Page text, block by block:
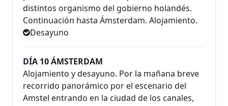
distintos organismo del gobierno holandés.
Continuación hasta Ámsterdam. Alojamiento.
Desayuno
DÍA 10 ÁMSTERDAM
Alojamiento y desayuno. Por la mañana breve
recorrido panorámico por el escenario del
Amstel entrando en la ciudad de los canales,